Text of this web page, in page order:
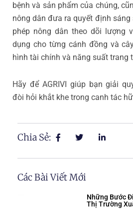
bệnh và sản phẩm của chúng,
nông dân đưa ra quyết định sáng
phép nông dân theo dõi lượng
dụng cho từng cánh đồng và
hình tài chính và năng suất trang
Hãy để AGRIVI giúp bạn giải
đòi hỏi khắt khe trong canh tác
Chia Sẻ:
Các Bài Viết Mới
Những Bước
Thị Trường